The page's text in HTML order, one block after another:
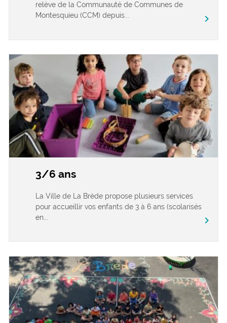
relève de la Communauté de Communes de
Montesquieu (CCM) depuis...
chevron_right
3/6 ans
La Ville de La Brède propose plusieurs services
pour accueillir vos enfants de 3 à 6 ans (scolarisés
en...
chevron_right